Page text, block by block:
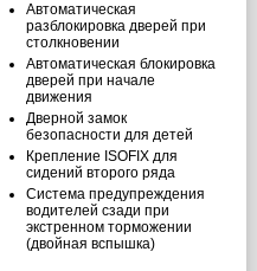
Автоматическая
разблокировка дверей при
столкновении
Автоматическая блокировка
дверей при начале
движения
Дверной замок
безопасности для детей
Крепление ISOFIX для
сидений второго ряда
Система предупреждения
водителей сзади при
экстренном торможении
(двойная вспышка)